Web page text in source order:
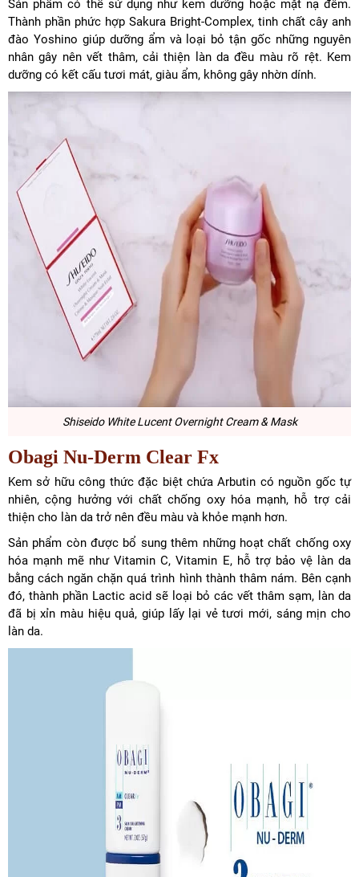
Sản phẩm có thể sử dụng như kem dưỡng hoặc mặt nạ đêm.
Thành phần phức hợp Sakura Bright-Complex, tinh chất cây anh
đào Yoshino giúp dưỡng ẩm và loại bỏ tận gốc những nguyên
nhân gây nên vết thâm, cải thiện làn da đều màu rõ rệt. Kem
dưỡng có kết cấu tươi mát, giàu ẩm, không gây nhờn dính.
Shiseido White Lucent Overnight Cream & Mask
Obagi Nu-Derm Clear Fx
Kem sở hữu công thức đặc biệt chứa Arbutin có nguồn gốc tự
nhiên, cộng hưởng với chất chống oxy hóa mạnh, hỗ trợ cải
thiện cho làn da trở nên đều màu và khỏe mạnh hơn.
Sản phẩm còn được bổ sung thêm những hoạt chất chống oxy
hóa mạnh mẽ như Vitamin C, Vitamin E, hỗ trợ bảo vệ làn da
bằng cách ngăn chặn quá trình hình thành thâm nám. Bên cạnh
đó, thành phần Lactic acid sẽ loại bỏ các vết thâm sạm, làn da
đã bị xỉn màu hiệu quả, giúp lấy lại vẻ tươi mới, sáng mịn cho
làn da.